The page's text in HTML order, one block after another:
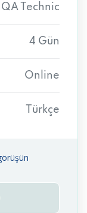
Technic
4 Gün
Online
Türkçe